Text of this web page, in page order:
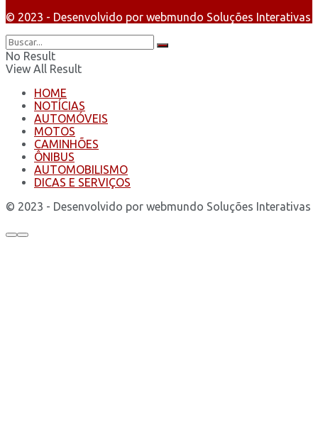
© 2023 - Desenvolvido por webmundo Soluções Interativas
No Result
View All Result
HOME
NOTÍCIAS
AUTOMÓVEIS
MOTOS
CAMINHÕES
ÔNIBUS
AUTOMOBILISMO
DICAS E SERVIÇOS
© 2023 - Desenvolvido por webmundo Soluções Interativas